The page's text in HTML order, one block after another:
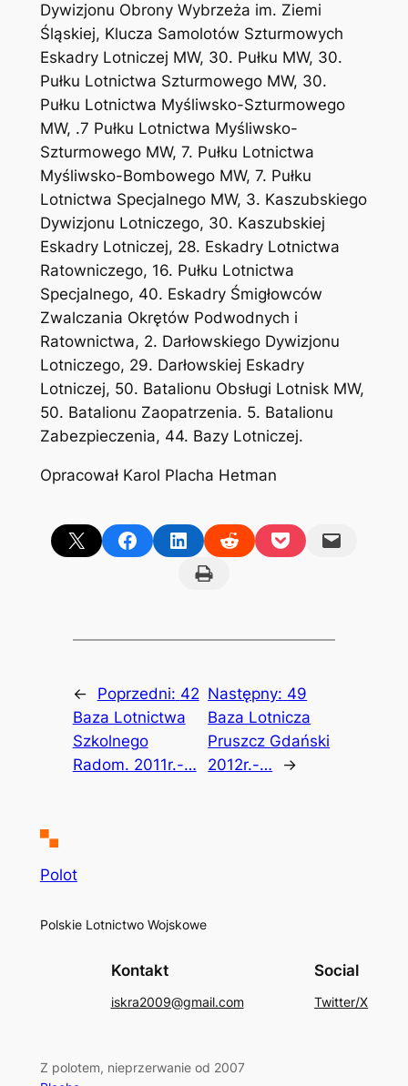
Dywizjonu Obrony Wybrzeża im. Ziemi
Śląskiej, Klucza Samolotów Szturmowych
Eskadry Lotniczej MW, 30. Pułku MW, 30.
Pułku Lotnictwa Szturmowego MW, 30.
Pułku Lotnictwa Myśliwsko-Szturmowego
MW, .7 Pułku Lotnictwa Myśliwsko-
Szturmowego MW, 7. Pułku Lotnictwa
Myśliwsko-Bombowego MW, 7. Pułku
Lotnictwa Specjalnego MW, 3. Kaszubskiego
Dywizjonu Lotniczego, 30. Kaszubskiej
Eskadry Lotniczej, 28. Eskadry Lotnictwa
Ratowniczego, 16. Pułku Lotnictwa
Specjalnego, 40. Eskadry Śmigłowców
Zwalczania Okrętów Podwodnych i
Ratownictwa, 2. Darłowskiego Dywizjonu
Lotniczego, 29. Darłowskiej Eskadry
Lotniczej, 50. Batalionu Obsługi Lotnisk MW,
50. Batalionu Zaopatrzenia. 5. Batalionu
Zabezpieczenia, 44. Bazy Lotniczej.
Opracował Karol Placha Hetman
Share on X Share on FacebookShare on LinkedInShare on RedditShare on PocketEmail this Page
Print this Page
← Poprzedni: 42
Baza Lotnictwa
Szkolnego
Radom. 2011r.-…
Następny: 49
Baza Lotnicza
Pruszcz Gdański
2012r.-…
→
Polot
Polskie Lotnictwo Wojskowe
Kontakt
iskra2009@gmail.com
Social
Twitter/X
Z polotem, nieprzerwanie od 2007